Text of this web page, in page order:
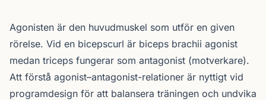
Agonisten är den huvudmuskel som utför en given
rörelse. Vid en bicepscurl är biceps brachii agonist
medan triceps fungerar som antagonist (motverkare).
Att förstå agonist–antagonist-relationer är nyttigt vid
programdesign för att balansera träningen och undvika